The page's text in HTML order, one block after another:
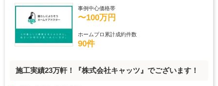
事例中心価格帯
〜100万円
ホームプロ累計成約件数
90件
施工実績23万軒！『株式会社キャッツ』でございます！